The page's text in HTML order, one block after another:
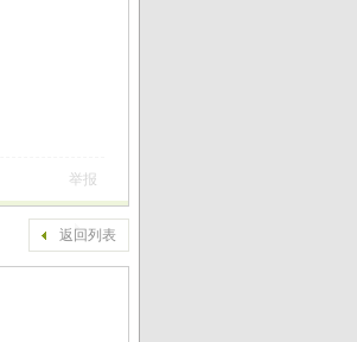
举报
返回列表